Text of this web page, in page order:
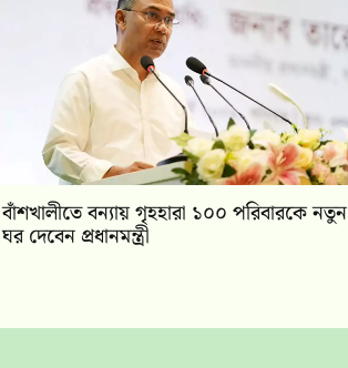
বাঁশখালীতে বন্যায় গৃহহারা ১০০ পরিবারকে নতুন
ঘর দেবেন প্রধানমন্ত্রী